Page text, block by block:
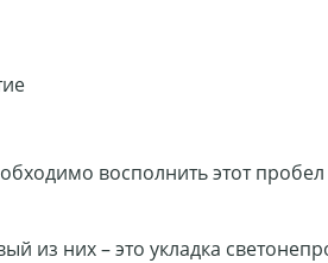
восполнить этот пробел
из них – это укладка